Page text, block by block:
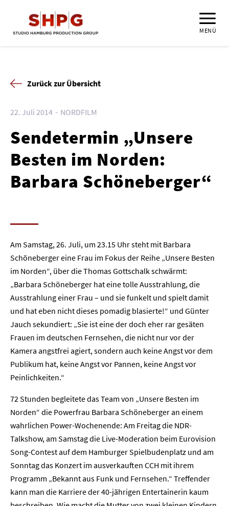
MENÜ
Zurück zur Übersicht
22. Juli 2014 NORDFILM
Sendetermin „Unsere
Besten im Norden:
Barbara Schöneberger“
Am Samstag, 26. Juli, um 23.15 Uhr steht mit Barbara
Schöneberger eine Frau im Fokus der Reihe „Unsere Besten
im Norden“, über die Thomas Gottschalk schwärmt:
„Barbara Schöneberger hat eine tolle Ausstrahlung, die
Ausstrahlung einer Frau – und sie funkelt und spielt damit
und hat eben nicht dieses pomadig blasierte!“ und Günter
Jauch sekundiert: „Sie ist eine der doch eher rar gesäten
Frauen im deutschen Fernsehen, die nicht nur vor der
Kamera angstfrei agiert, sondern auch keine Angst vor dem
Publikum hat, keine Angst vor Pannen, keine Angst vor
Peinlichkeiten.“
72 Stunden begleitete das Team von „Unsere Besten im
Norden“ die Powerfrau Barbara Schöneberger an einem
wahrlichen Power-Wochenende: Am Freitag die NDR-
Talkshow, am Samstag die Live-Moderation beim Eurovision
Song-Contest auf dem Hamburger Spielbudenplatz und am
Sonntag das Konzert im ausverkauften CCH mit ihrem
Programm „Bekannt aus Funk und Fernsehen.“ Treffender
kann man die Karriere der 40-jährigen Entertainerin kaum